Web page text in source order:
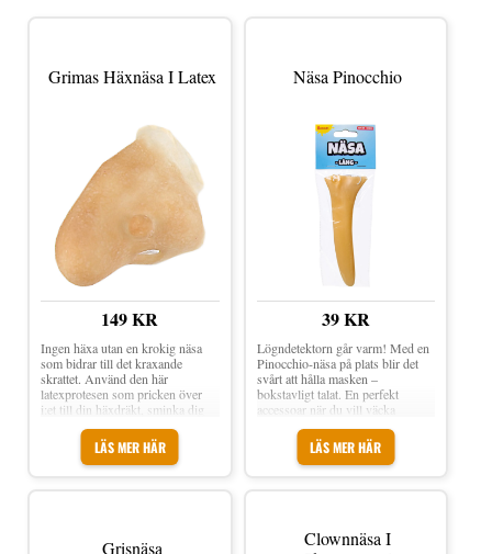
Grimas Häxnäsa I Latex
149 KR
LÄS MER HÄR
Ingen häxa utan en krokig näsa
som bidrar till det kraxande
skrattet. Använd den här
latexprotesen som pricken över
i:et till din häxdräkt, sminka dig
kvasten - det är dags att ta sikte på
årets kusligaste fest! Grimas
Häxnäsa i Latex är en handgjord
lådan och lägg på näsan för att få
Näsa Pinocchio
39 KR
LÄS MER HÄR
Lögndetektorn går varm! Med en
Pinocchio-näsa på plats blir det
svårt att hålla masken –
bokstavligt talat. En perfekt
accessoar när du vill väcka
din utklädnad ett lyft. Näsa
Pinocchio är en extra lång näsa
som får dig att efterlikna
Grisnäsa
Clownnäsa I